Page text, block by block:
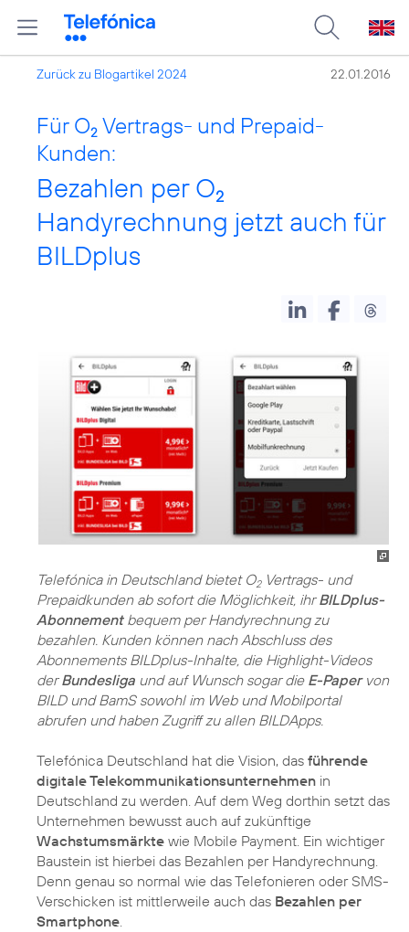
Zurück zu Blogartikel 2024 22.01.2016
Für O2 Vertrags- und Prepaid-
Kunden:
Bezahlen per O2
Handyrechnung jetzt auch für
BILDplus
Telefónica in Deutschland bietet O2Vertrags- und
Prepaidkunden ab sofort die Möglichkeit, ihrBILDplus-
Abonnementbequem per Handyrechnung zu
bezahlen. Kunden können nach Abschluss des
Abonnements BILDplus-Inhalte, die Highlight-Videos
derBundesliga und auf Wunsch sogar die E-Papervon
BILD und BamS sowohl im Web und Mobilportal
abrufen und haben Zugriff zu allen BILDApps.
Telefónica Deutschland hat die Vision, das führende
digitale Telekommunikationsunternehmen in
Deutschland zu werden. Auf dem Weg dorthin setzt das
Unternehmen bewusst auch auf zukünftige
Wachstumsmärkte wie Mobile Payment. Ein wichtiger
Baustein ist hierbei das Bezahlen per Handyrechnung.
Denn genau so normal wie das Telefonieren oder SMS-
Verschicken ist mittlerweile auch das Bezahlen per
Smartphone.